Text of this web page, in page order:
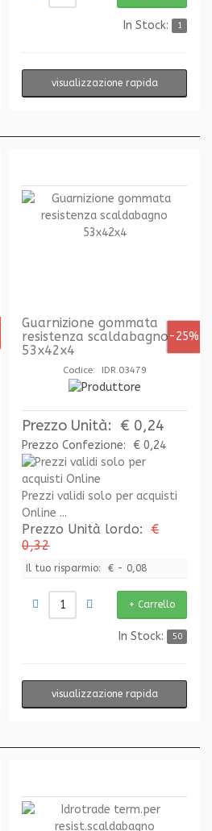
In Stock: 1
visualizzazione rapida
-25%
Guarnizione gommata
resistenza scaldabagno
53x42x4
Codice: IDR.03479
Prezzo Unità: € 0,24
Prezzo Confezione: € 0,24
Prezzi validi solo per acquisti
Online ...
Prezzo Unità lordo: €
0,32
Il tuo risparmio: € - 0,08
In Stock: 50
visualizzazione rapida